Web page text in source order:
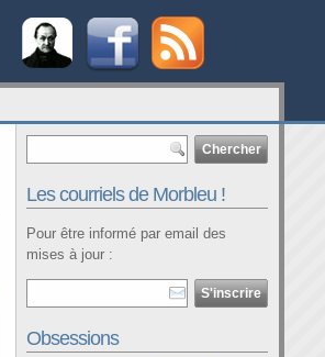
Les courriels de Morbleu !
Pour être informé par email des
mises à jour :
Obsessions